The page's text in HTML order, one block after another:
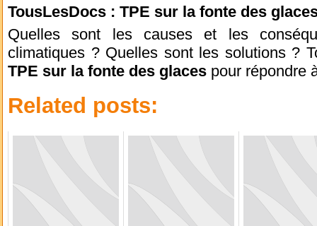
TousLesDocs : TPE sur la fonte des
Quelles sont les causes et les
climatiques ? Quelles sont les solutions ?
TPE sur la fonte des glaces pour répondre
Related posts: